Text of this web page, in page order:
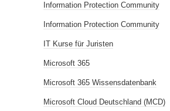
Information Protection Community
Information Protection Community
IT Kurse für Juristen
Microsoft 365
Microsoft 365 Wissensdatenbank
Microsoft Cloud Deutschland (MCD)